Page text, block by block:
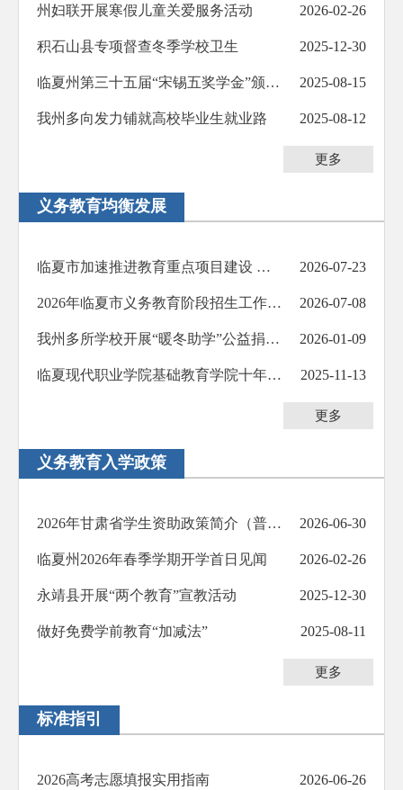
公共企事业信息公开
州妇联开展寒假儿童关爱服务活动 2026-02-26
积石山县专项督查冬季学校卫生 2025-12-30
临夏州第三十五届“宋锡五奖学金”颁奖仪式举行 2025-08-15
我州多向发力铺就高校毕业生就业路 2025-08-12
更多
义务教育均衡发展
临夏市加速推进教育重点项目建设 可新增学位4920个 2026-07-23
2026年临夏市义务教育阶段招生工作方案 2026-07-08
我州多所学校开展“暖冬助学”公益捐赠活动 2026-01-09
临夏现代职业学院基础教育学院十年发展纪实 2025-11-13
更多
义务教育入学政策
2026年甘肃省学生资助政策简介（普通高中教育阶段） 2026-06-30
临夏州2026年春季学期开学首日见闻 2026-02-26
永靖县开展“两个教育”宣教活动 2025-12-30
做好免费学前教育“加减法” 2025-08-11
更多
标准指引
2026高考志愿填报实用指南 2026-06-26